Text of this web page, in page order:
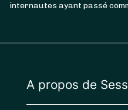
internautes ayant passé
A propos de